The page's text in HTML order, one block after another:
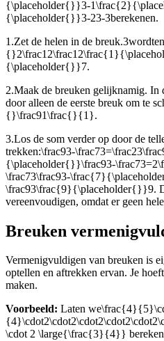
{\placeholder{}}3-
{\placeholder{}}3-23-3berekenen.
1.Zet de helen in de breuk.3wordten
{\placeholder{}}7.
2.Maak de breuken gelijknamig. In
door alleen de eerste breuk om te
{}\frac91\frac{}{1}.
3.Los de som verder op door de
trekken:\frac93-
{\placeholder{}}\frac93-
\frac73\frac93-
\frac93\frac{9}{\placeholder{}}9.
vereenvoudigen, omdat er geen
Breuken
Vermenigvuldigen van breuken is
optellen en aftrekken ervan. Je
maken.
Voorbeeld: Laten we
\cdot 2 \large{\frac{3}{4}}